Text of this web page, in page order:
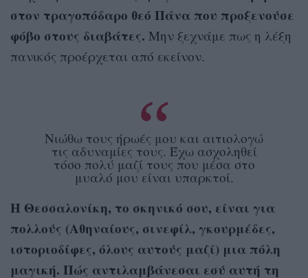
στον τραγοπόδαρο θεό Πάνα που προξενούσε
φόβο στους διαβάτες. Μην ξεχνάμε πως η λέξη
πανικός προέρχεται από εκείνον.
Νιώθω τους ήρωές μου και αιτιολογώ
τις αδυναμίες τους. Έχω ασχοληθεί
τόσο πολύ μαζί τους που μέσα στο
μυαλό μου είναι υπαρκτοί.
Η Θεσσαλονίκη, το σκηνικό σου, είναι για
πολλούς (Αθηναίους, σινεφίλ, γκουρμέδες,
ιστοριοδίφες, όλους αυτούς μαζί) μια πόλη
μαγική. Πώς αντιλαμβάνεσαι εσύ αυτή τη